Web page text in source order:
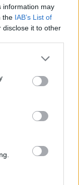
information may
the IAB’s List of
disclose it to other